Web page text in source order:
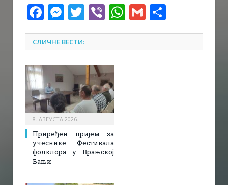
Facebook
Messenger
Twitter
ViberWhatsApp
Gmail
СЛИЧНЕ ВЕСТИ:
8. АВГУСТА 2026.
Приређен пријем за
учеснике Фестивала
фолклора у Врањској
Бањи